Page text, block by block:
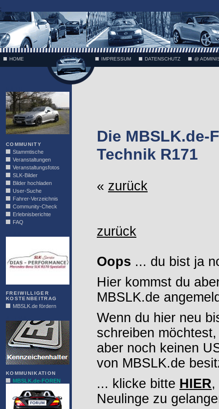
;
HOME IMPRESSUM DATENSCHUTZ @
COMMUNITY
Stammtische
Veranstaltungen
Veranstaltungsfotos
SLK-Bilder
Bilder hochladen
User-Suche
Fahrer-Verzeichnis
Community-Check
Erlebnisberichte
FAQ
FREIWILLIGER
KOSTENBEITRAG
MBSLK.de fördern
KOMMUNIKATION
MBSLK.de-FOREN
Die MBSLK.de-
Technik R171
« zurück
zurück
Oops ... du bist ja
Hier kommst du
MBSLK.de
Wenn du hier neu
schreiben möchtest,
aber noch keinen
von MBSLK.de
... klicke bitte HIER,
Neulinge zu